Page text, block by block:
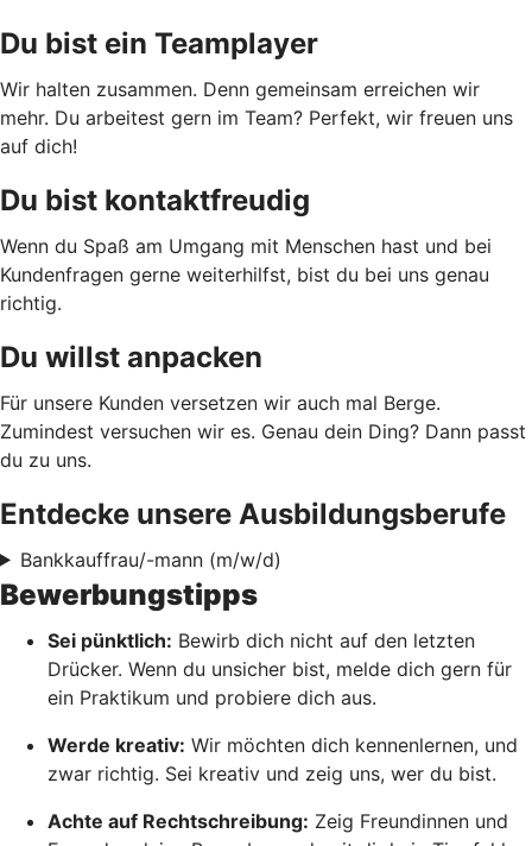
Du bist ein Teamplayer
Wir halten zusammen. Denn gemeinsam erreichen wir
mehr. Du arbeitest gern im Team? Perfekt, wir freuen uns
auf dich!
Du bist kontaktfreudig
Wenn du Spaß am Umgang mit Menschen hast und bei
Kundenfragen gerne weiterhilfst, bist du bei uns genau
richtig.
Du willst anpacken
Für unsere Kunden versetzen wir auch mal Berge.
Zumindest versuchen wir es. Genau dein Ding? Dann passt
du zu uns.
Entdecke unsere Ausbildungsberufe
Bankkauffrau/-mann (m/w/d)
Bewerbungstipps
Sei pünktlich: Bewirb dich nicht auf den letzten
Drücker. Wenn du unsicher bist, melde dich gern für
ein Praktikum und probiere dich aus.
Werde kreativ: Wir möchten dich kennenlernen, und
zwar richtig. Sei kreativ und zeig uns, wer du bist.
Achte auf Rechtschreibung: Zeig Freundinnen und